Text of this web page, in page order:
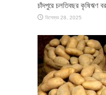
চাঁদপুরে চলতিবছর কৃষিঋণ
ডিসেম্বর 28, 2025